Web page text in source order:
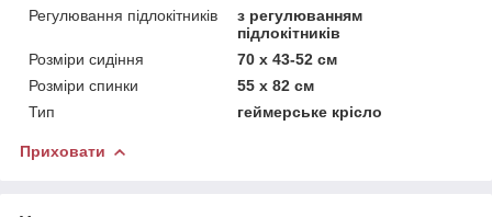
Регулювання підлокітників
з регулюванням
підлокітників
Розміри сидіння
70 х 43-52 см
Розміри спинки
55 х 82 см
Тип
геймерське крісло
Приховати